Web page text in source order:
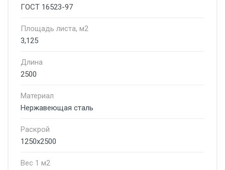
ГОСТ 16523-97
Площадь листа, м2
3,125
Длина
2500
Материал
Нержавеющая сталь
Раскрой
1250х2500
Вес 1 м2